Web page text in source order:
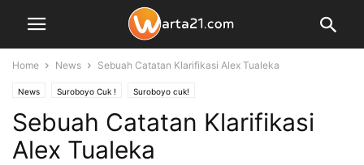
Home News Sebuah Catatan Klarifikasi Alex Tualeka
News Suroboyo Cuk ! Suroboyo cuk!
Sebuah Catatan Klarifikasi
Alex Tualeka